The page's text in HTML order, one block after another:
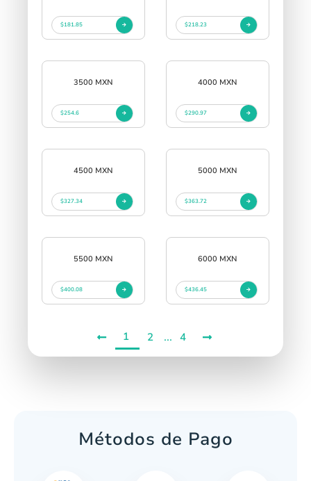
$181.85 $218.23
3500 MXN
$254.6
4000 MXN
$290.97
4500 MXN
$327.34
5000 MXN
$363.72
5500 MXN
$400.08
6000 MXN
$436.45
1 2 ... 4
Métodos de Pago